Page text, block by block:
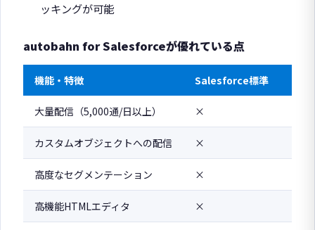
ッキングが可能
autobahn for Salesforceが優れている点
機能・特徴 Salesforce標準
大量配信（5,000通/日以上） ×
カスタムオブジェクトへの配信 ×
高度なセグメンテーション ×
高機能HTMLエディタ ×